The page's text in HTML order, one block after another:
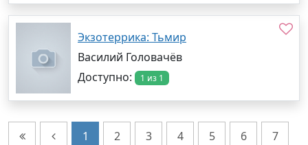
Экзотеррика: Тьмир
Василий Головачёв
Доступно:
1 из 1
1 2 3 4 5 6 7